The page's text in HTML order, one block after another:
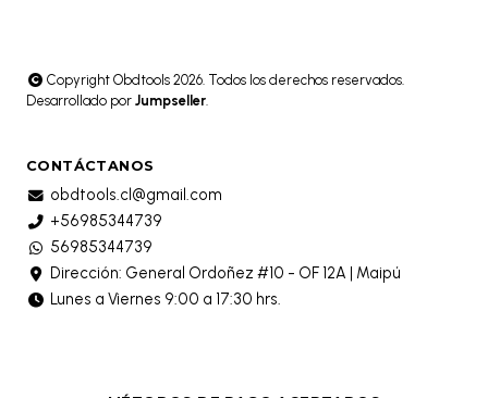
Copyright Obdtools 2026. Todos los derechos reservados.
Desarrollado por Jumpseller
CONTÁCTANOS
obdtools.cl@gmail.com
+56985344739
56985344739
Dirección: General Ordoñez #10 - OF 12A | Maipú
Lunes a Viernes 9:00 a 17:30 hrs.